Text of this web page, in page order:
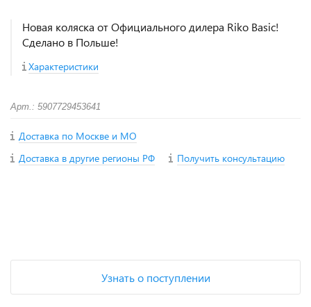
Новая коляска от Официального дилера Riko Basic!
Сделано в Польше!
Характеристики
Арт.: 5907729453641
Доставка по Москве и МО
Доставка в другие регионы РФ
Получить консультацию
Узнать о поступлении